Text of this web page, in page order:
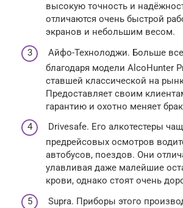
высокую точность и
отличаются очень быстрой
экранов и небольшим весом.
Айфо-Технолоджи. Больше
благодаря модели AlcoHunter
ставшей классической на
Предоставляет своим
гарантию и охотно меняет
Drivesafe. Его алкотестеры
предрейсовых осмотров
автобусов, поездов. Они
улавливая даже малейшие
крови, однако стоят очень
Supra. Приборы этого